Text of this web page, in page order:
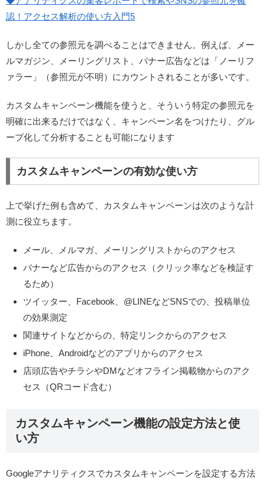
認！アクセス解析の使い方入門5
しかし全ての参照元を調べることはできません。例えば、メー
ルマガジン、メーリングリスト、バナー広告などは「ノーリフ
ァラー」（参照元が不明）にカウントされることが多いです。
カスタムキャンペーン機能を使うと、そういう 特定の参照元を
明確に出来るだけではなく、キャンペーン名をつけたり、グル
ープ化して分析することも可能になります
カスタムキャンペーンの有効な使い方
上で挙げた例も含めて、カスタムキャンペーンは次のような計
測に役立ちます。
メール、メルマガ、メーリングリストからのアクセス
バナーなど広告からのアクセス（クリック率などを検証す
るため）
ツイッター、Facebook、@LINEなどSNSでの、投稿単位
の効果測定
関連サイトなどからの、特定リンクからのアクセス
iPhone、Androidなどのアプリからのアクセス
店頭広告やチラシやDMなどオフライン掲載物からのアク
セス（QRコード含む）
カスタムキャンペーン機能の設定方法と使
い方
Googleアナリティクスでカスタムキャンペーンを設定する方法